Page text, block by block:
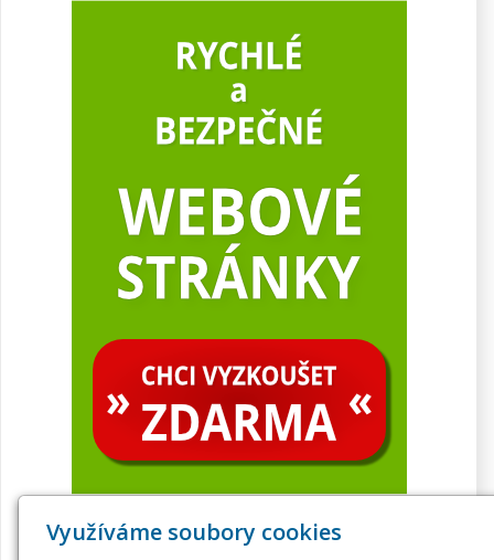
Využíváme soubory cookies